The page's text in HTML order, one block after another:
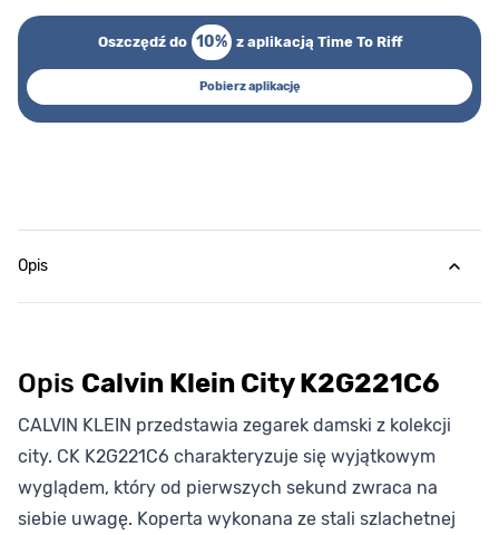
Oszczędź do 10% z aplikacją Time To Riff
Pobierz aplikację
Opis
Opis Calvin Klein City K2G221C6
CALVIN KLEIN przedstawia zegarek damski z kolekcji
city. CK K2G221C6 charakteryzuje się wyjątkowym
wyglądem, który od pierwszych sekund zwraca na
siebie uwagę. Koperta wykonana ze stali szlachetnej